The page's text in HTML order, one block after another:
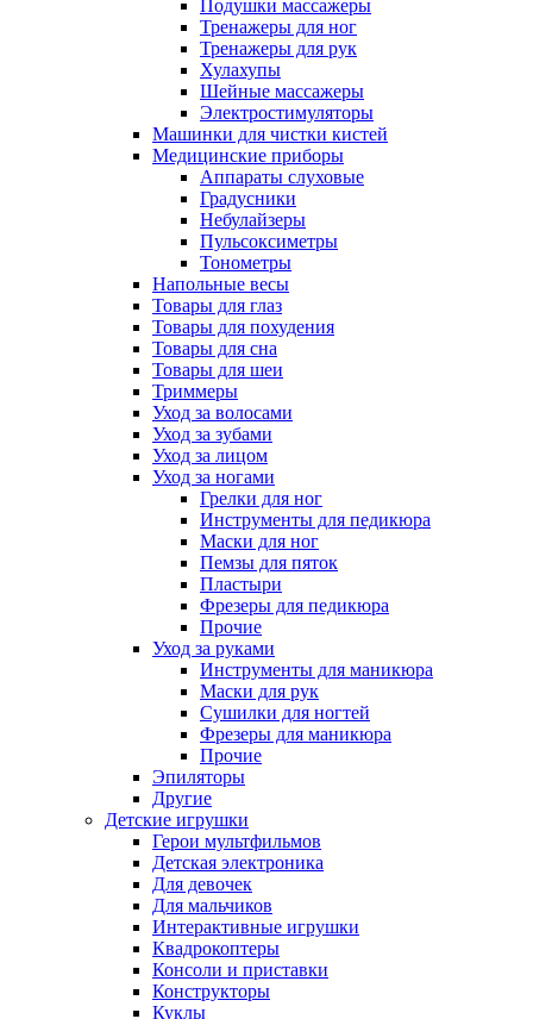
Подушки массажеры
Тренажеры для ног
Тренажеры для рук
Хулахупы
Шейные массажеры
Электростимуляторы
Машинки для чистки кистей
Медицинские приборы
Аппараты слуховые
Градусники
Небулайзеры
Пульсоксиметры
Тонометры
Напольные весы
Товары для глаз
Товары для похудения
Товары для сна
Товары для шеи
Триммеры
Уход за волосами
Уход за зубами
Уход за лицом
Уход за ногами
Грелки для ног
Инструменты для педикюра
Маски для ног
Пемзы для пяток
Пластыри
Фрезеры для педикюра
Прочие
Уход за руками
Инструменты для маникюра
Маски для рук
Сушилки для ногтей
Фрезеры для маникюра
Прочие
Эпиляторы
Другие
Детские игрушки
Герои мультфильмов
Детская электроника
Для девочек
Для мальчиков
Интерактивные игрушки
Квадрокоптеры
Консоли и приставки
Конструкторы
Куклы